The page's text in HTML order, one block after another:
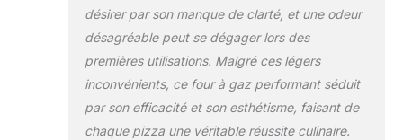
désirer par son manque de clarté, et une odeur
désagréable peut se dégager lors des
premières utilisations. Malgré ces légers
inconvénients, ce four à gaz performant séduit
par son efficacité et son esthétisme, faisant de
chaque pizza une véritable réussite culinaire.